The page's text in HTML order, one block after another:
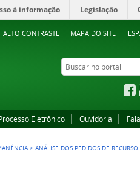
ALTO CONTRASTE MAPA DO SITE
à informação Legislação
Buscar no portal
Eletrônico Ouvidoria
>ANÁLISE DOS PEDIDOS DE